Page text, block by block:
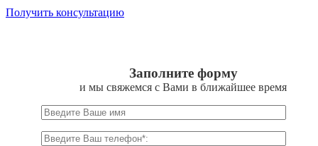
Получить консультацию
Заполните форму
и мы свяжемся с Вами в ближайшее время